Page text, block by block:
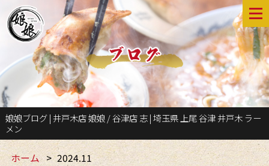
娘娘ブログ | 井戸木店 娘娘 / 谷津店 志 | 埼玉県 上尾 谷津 井戸木 ラー
メン
ホーム 2024.11